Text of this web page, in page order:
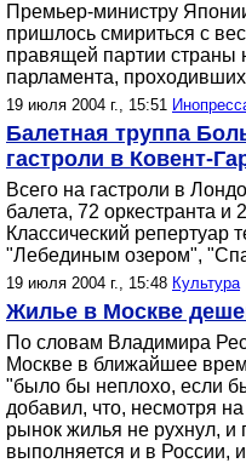
Премьер-министру
пришлось смириться с
правящей партии страны
парламента,
19 июля 2004 г., 15:51
Балетная труппа
гастроли в Ковент-
Всего на гастроли в
балета, 72 оркестранта и
Классический репертуар
"Лебединым озером",
19 июля 2004 г., 15:48 Культура
Жилье в Москве
По словам Владимира
Москве в ближайшее
"было бы неплохо, если
добавил, что, несмотря
рынок жилья не рухнул, и
выполняется и в России,